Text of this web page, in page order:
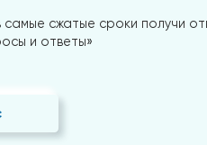
сжатые сроки получи
и ответы»